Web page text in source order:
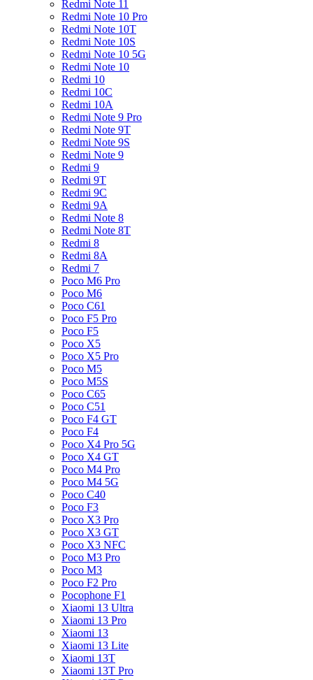
Redmi Note 11
Redmi Note 10 Pro
Redmi Note 10T
Redmi Note 10S
Redmi Note 10 5G
Redmi Note 10
Redmi 10
Redmi 10C
Redmi 10A
Redmi Note 9 Pro
Redmi Note 9T
Redmi Note 9S
Redmi Note 9
Redmi 9
Redmi 9T
Redmi 9C
Redmi 9A
Redmi Note 8
Redmi Note 8T
Redmi 8
Redmi 8A
Redmi 7
Poco M6 Pro
Poco M6
Poco C61
Poco F5 Pro
Poco F5
Poco X5
Poco X5 Pro
Poco M5
Poco M5S
Poco C65
Poco C51
Poco F4 GT
Poco F4
Poco X4 Pro 5G
Poco X4 GT
Poco M4 Pro
Poco M4 5G
Poco C40
Poco F3
Poco X3 Pro
Poco X3 GT
Poco X3 NFC
Poco M3 Pro
Poco M3
Poco F2 Pro
Pocophone F1
Xiaomi 13 Ultra
Xiaomi 13 Pro
Xiaomi 13
Xiaomi 13 Lite
Xiaomi 13T
Xiaomi 13T Pro